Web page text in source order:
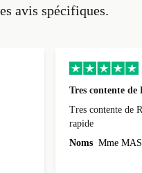
avis spécifiques.
Tres contente de
Tres contente de
rapide
Noms Mme